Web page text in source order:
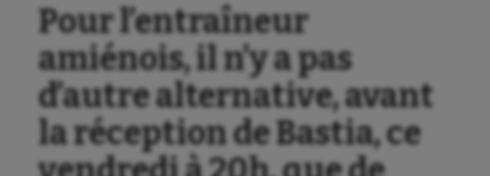
Pour l’entraîneur
amiénois, il n’y a pas
d’autre alternative, avant
la réception de Bastia, ce